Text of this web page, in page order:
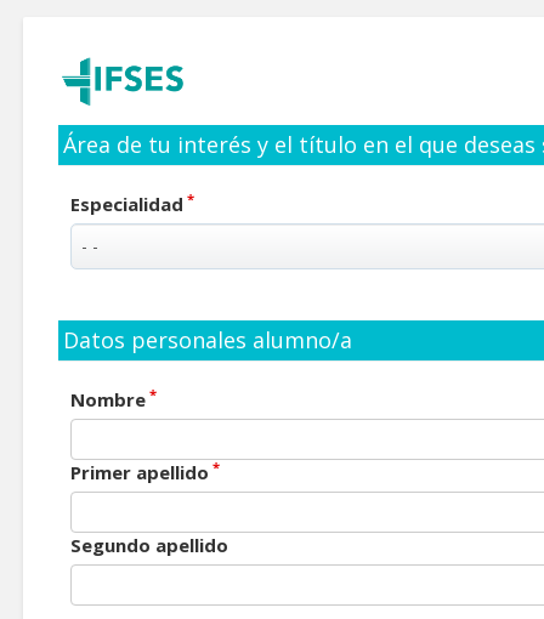
Área de tu interés y el título en el que
Especialidad *
Datos personales alumno/a
Nombre *
Primer apellido *
Segundo apellido